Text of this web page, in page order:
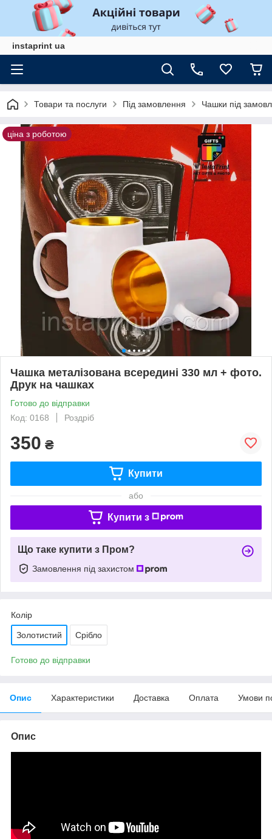
instaprint ua
Товари та послуги Під замовлення Чашки під
ціна з роботою
Чашка металізована всередині 330 мл + фото.
Друк на чашках
Готово до відправки
Код: 0168
Роздріб
350 ₴
Купити
або
Купити з
Що таке купити з Пром?
Замовлення під захистом
Колір
Золотистий Срібло
Готово до відправки
Опис Характеристики Доставка Оплата Умови
Опис